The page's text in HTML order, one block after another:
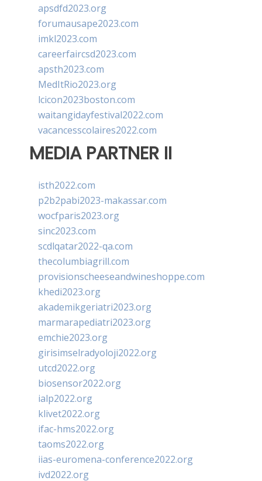
apsdfd2023.org
forumausape2023.com
imkl2023.com
careerfaircsd2023.com
apsth2023.com
MedItRio2023.org
lcicon2023boston.com
waitangidayfestival2022.com
vacancesscolaires2022.com
MEDIA PARTNER II
isth2022.com
p2b2pabi2023-makassar.com
wocfparis2023.org
sinc2023.com
scdlqatar2022-qa.com
thecolumbiagrill.com
provisionscheeseandwineshoppe.com
khedi2023.org
akademikgeriatri2023.org
marmarapediatri2023.org
emchie2023.org
girisimselradyoloji2022.org
utcd2022.org
biosensor2022.org
ialp2022.org
klivet2022.org
ifac-hms2022.org
taoms2022.org
iias-euromena-conference2022.org
ivd2022.org